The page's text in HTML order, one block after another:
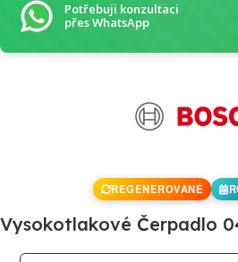
Potřebuji konzultaci
přes WhatsApp
REGENEROVANÉ
Vysokotlakové Čerpadlo